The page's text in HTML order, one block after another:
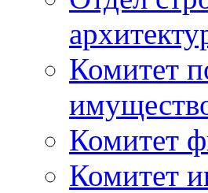
Комитет
Комитет
Комитет